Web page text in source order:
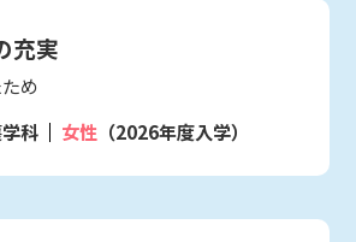
充実
め
科
女性 （2026年度入学）